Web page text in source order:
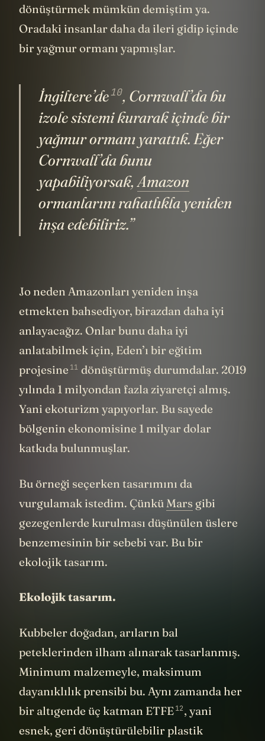
Bir madeni alıp onu tropikal cennete
dönüştürmek mümkün demiştim ya.
Oradaki insanlar daha da ileri gidip içinde
İngiltere’de 10, Cornwall’da bu
izole sistemi kurarak içinde bir
yağmur ormanı yarattık. Eğer
Cornwall’da bunu
yapabiliyorsak,Amazon
ormanlarını rahatlıkla yeniden
Jo neden Amazonları yeniden inşa
etmekten bahsediyor, birazdan daha iyi
anlayacağız. Onlar bunu daha iyi
anlatabilmek için, Eden’ı bireğitim
projesine 11dönüştürmüş durumdalar. 2019
yılında 1 milyondan fazla ziyaretçi almış.
Yani ekoturizm yapıyorlar. Bu sayede
bölgenin ekonomisine 1 milyar dolar
Bu örneği seçerken tasarımını da
vurgulamak istedim. ÇünküMarsgibi
gezegenlerde kurulması düşünülen üslere
benzemesinin bir sebebi var. Bu bir
Kubbeler doğadan, arıların bal
peteklerinden ilham alınarak tasarlanmış.
Minimum malzemeyle, maksimum
dayanıklılık prensibi bu. Aynı zamanda her
bir altıgende üç katmanETFE12, yani